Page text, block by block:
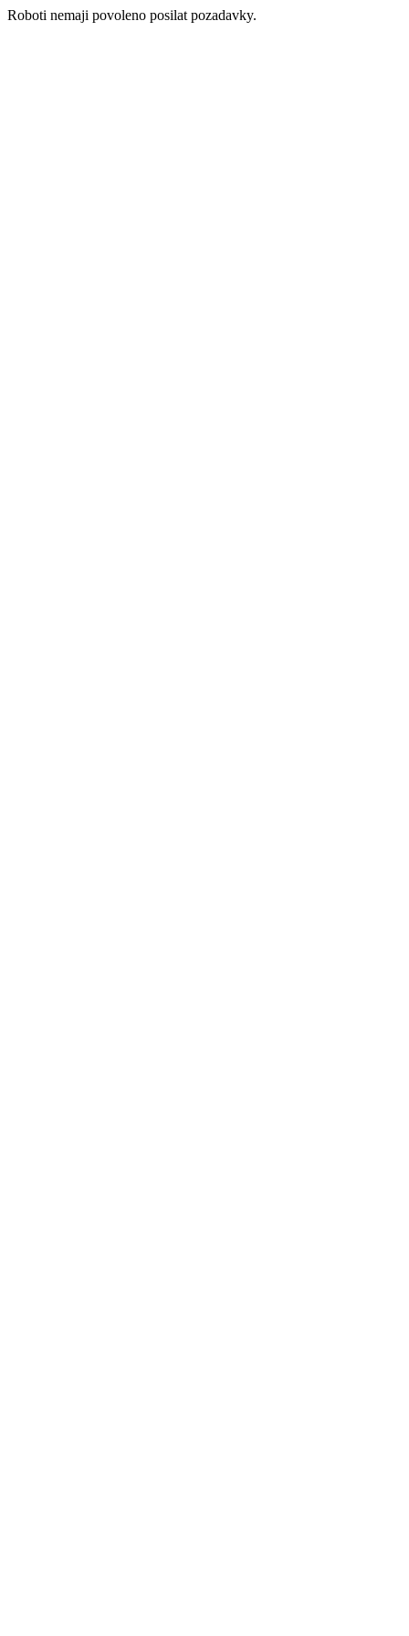
Roboti nemaji povoleno posilat pozadavky.